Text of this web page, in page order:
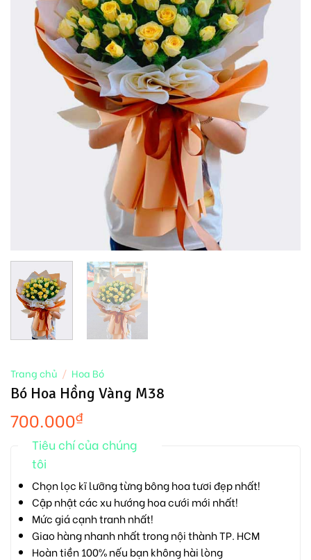
Trang chủ / Hoa Bó
Bó Hoa Hồng Vàng M38
700.000₫
Tiêu chí của chúng
tôi
Chọn lọc kĩ lưỡng từng bông hoa tươi đẹp nhất!
Cập nhật các xu hướng hoa cưới mới nhất!
Mức giá cạnh tranh nhất!
Giao hàng nhanh nhất trong nội thành TP. HCM
Hoàn tiền 100% nếu bạn không hài lòng